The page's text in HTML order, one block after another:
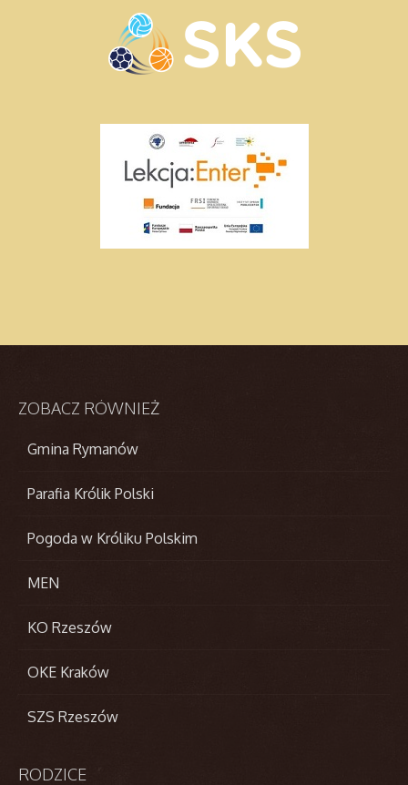
ZOBACZ RÓWNIEŻ
Gmina Rymanów
Parafia Królik Polski
Pogoda w Króliku Polskim
MEN
KO Rzeszów
OKE Kraków
SZS Rzeszów
RODZICE